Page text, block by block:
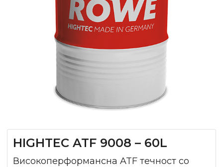
HIGHTEC ATF 9008 – 60L
Високоперформансна ATF течност со